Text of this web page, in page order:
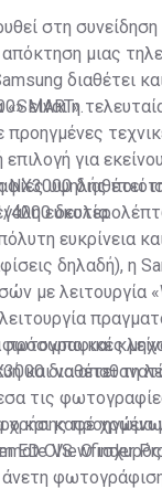
στη
μιας
διαθέτει
είναι η
για
υψηλής
ευκολία.
διαθέτει
ευκρίνεια
δηλαδή), η
με λειτουργία
και
και να
φωτογραφικές
διαθέτει τη
τις
χρήσης
Viewfinder
και καφέ
OIS. Ο
άνετη